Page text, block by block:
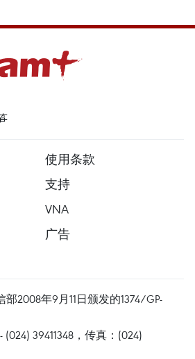
使用条款
支持
VNA
广告
2008年9月11日颁发的1374/GP-
(024) 39411348，传真：(024)